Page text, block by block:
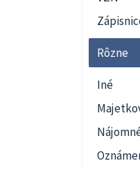
Rôzne
Iné